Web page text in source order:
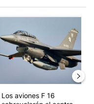
"Milei, listo para 'atajar'
Los aviones F 16